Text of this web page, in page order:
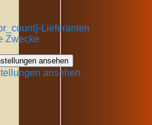
Lieferanten
Zwecke
ansehen
ansehen